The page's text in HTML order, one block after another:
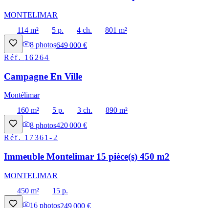
MONTELIMAR
114 m²
5 p. 4 ch.
801 m²
8 photos649 000 €
Réf. 16264
Campagne En Ville
Montélimar
160 m²
5 p. 3 ch.
890 m²
8 photos420 000 €
Réf. 17361-2
Immeuble Montelimar 15 pièce(s) 450 m2
MONTELIMAR
450 m²
15 p.
16 photos249 000 €